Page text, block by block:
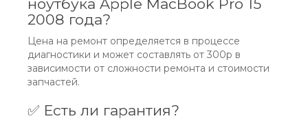
ноутбука Apple MacBook Pro 15
2008 года?
Цена на ремонт определяется в процессе
диагностики и может составлять от 300р в
зависимости от сложности ремонта и стоимости
запчастей.
✅ Есть ли гарантия?